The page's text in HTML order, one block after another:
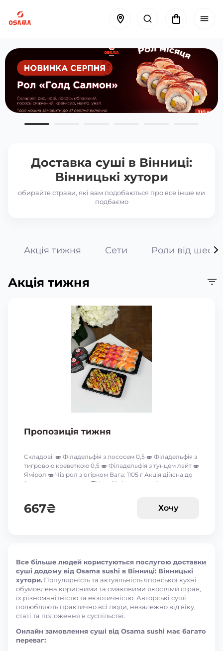
Доставка суші в Вінниці:
Вінницькі хутори
обирайте страви, які вам подобаються про все інше ми
подбаємо
Акція тижня Сети Роли від шефа
Акція тижня
Пропозиція тижня
Складові: 🍣 Філадельфія з лососем 0,5 🍣 Філадельфія з
тигровою креветкою 0,5 🍣 Філадельфія з тунцем лайт 🍣
Ямірол 🍣 Чіз рол з огірком Вага: 1105 г Акція дійсна до
9-го серпня включно 🥰 *акційні пропозиції та знижки
667₴ Хочу
Все більше людей користуються послугою доставки
суші додому від Osama sushi в Вінниці: Вінницькі
хутори. Популярність та актуальність японської кухні
обумовлена корисними та смаковими якостями страв,
їх різноманітністю та екзотичністю. Авторські суші
полюбляють практично всі люди, незалежно від віку,
статі та положення в суспільстві.
Онлайн замовлення суші від Osama sushi має багато
переваг: